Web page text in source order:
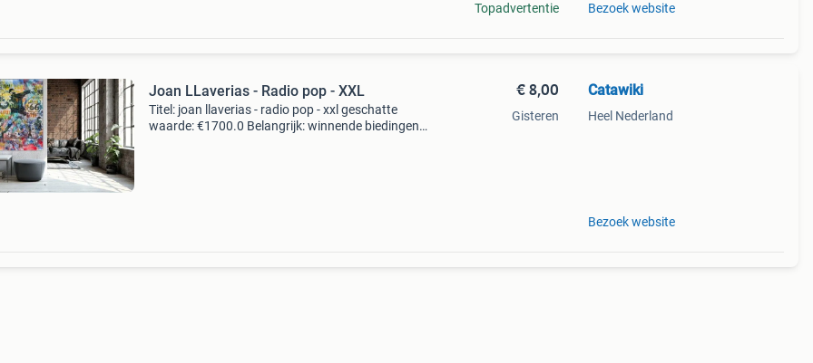
Topadvertentie Bezoek website
Joan LLaverias - Radio pop - XXL
Titel: joan llaverias - radio pop - xxl geschatte
waarde: €1700.0 Belangrijk: winnende biedingen
€ 8,00
Gisteren
Catawiki
Heel Nederland
Bezoek website